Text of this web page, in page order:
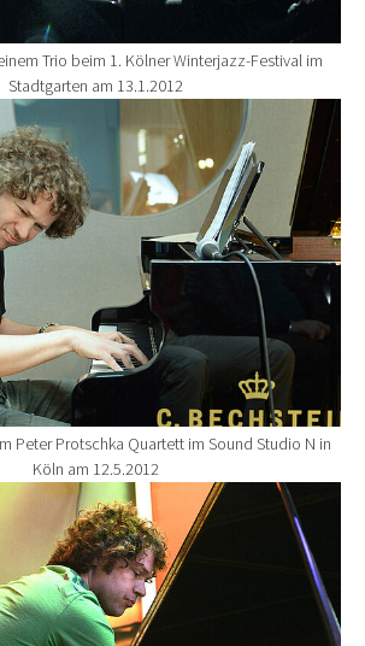
Trio beim 1. Kölner Winterjazz-Festival im
Stadtgarten am 13.1.2012
for:
Peter Protschka Quartett im Sound Studio N in
Köln am 12.5.2012
for: